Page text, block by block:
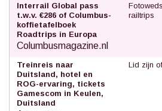
Interrail Global pass
t.w.v. €286 of Columbus-
koffietafelboek
Roadtrips in Europa
Columbusmagazine.nl
railtrips
Treinreis naar
Duitsland, hotel en
ROG-ervaring, tickets
Gamescom in Keulen,
Duitsland
Lid zijn